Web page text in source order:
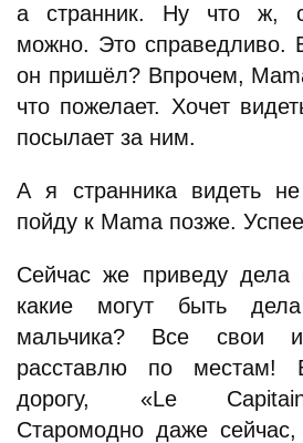
а странник. Ну что ж,
можно. Это справедливо.
он пришёл? Впрочем,
что пожелает. Хочет
посылает за ним.
А я странника видеть
пойду к Mama позже.
Сейчас же приведу дела
какие могут быть
мальчика? Все свои
расставлю по местам!
дорогу, «Le
Старомодно даже